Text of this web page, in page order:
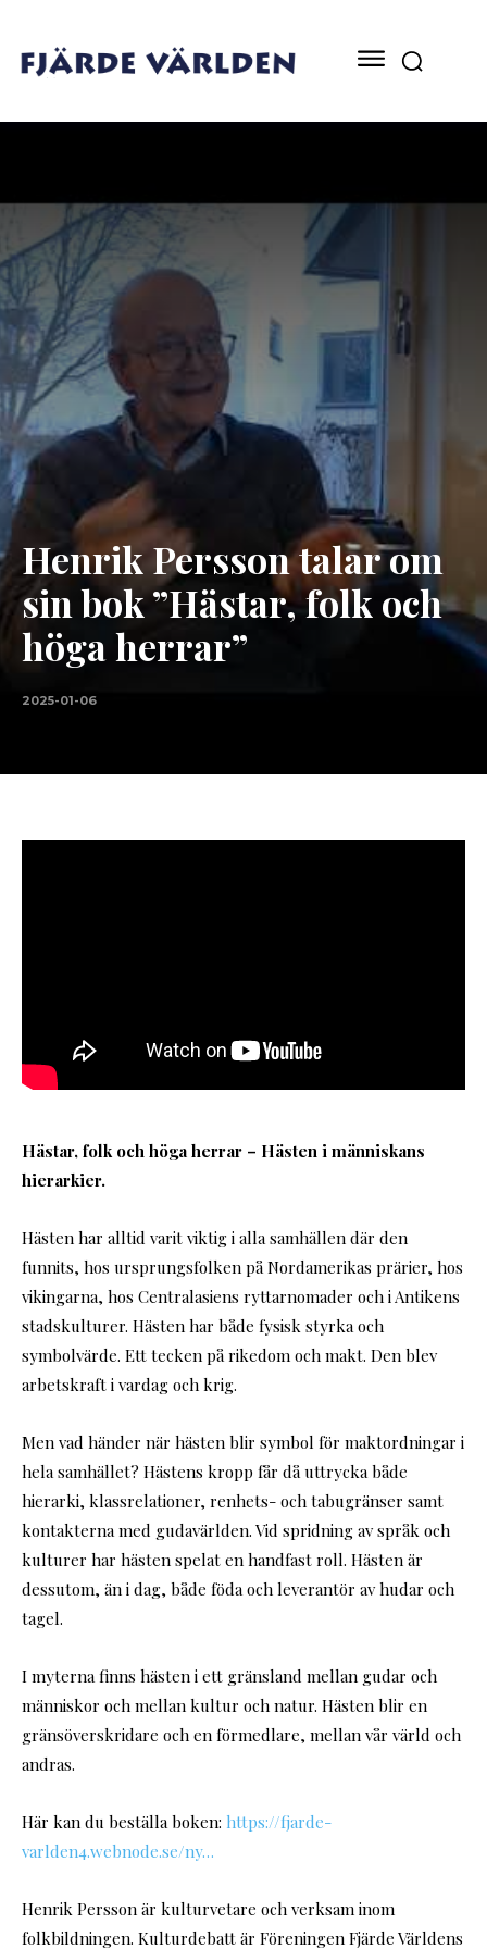
Henrik Persson talar om
sin bok ”Hästar, folk och
höga herrar”
2025-01-06
Hästar, folk och höga herrar – Hästen i människans
hierarkier.
Hästen har alltid varit viktig i alla samhällen där den
funnits, hos ursprungsfolken på Nordamerikas prärier, hos
vikingarna, hos Centralasiens ryttarnomader och i Antikens
stadskulturer. Hästen har både fysisk styrka och
symbolvärde. Ett tecken på rikedom och makt. Den blev
arbetskraft i vardag och krig.
Men vad händer när hästen blir symbol för maktordningar i
hela samhället? Hästens kropp får då uttrycka både
hierarki, klassrelationer, renhets- och tabugränser samt
kontakterna med gudavärlden. Vid spridning av språk och
kulturer har hästen spelat en handfast roll. Hästen är
dessutom, än i dag, både föda och leverantör av hudar och
tagel.
I myterna finns hästen i ett gränsland mellan gudar och
människor och mellan kultur och natur. Hästen blir en
gränsöverskridare och en förmedlare, mellan vår värld och
andras.
Här kan du beställa boken: https://fjarde-
varlden4.webnode.se/ny…
Henrik Persson är kulturvetare och verksam inom
folkbildningen. Kulturdebatt är Föreningen Fjärde Världens